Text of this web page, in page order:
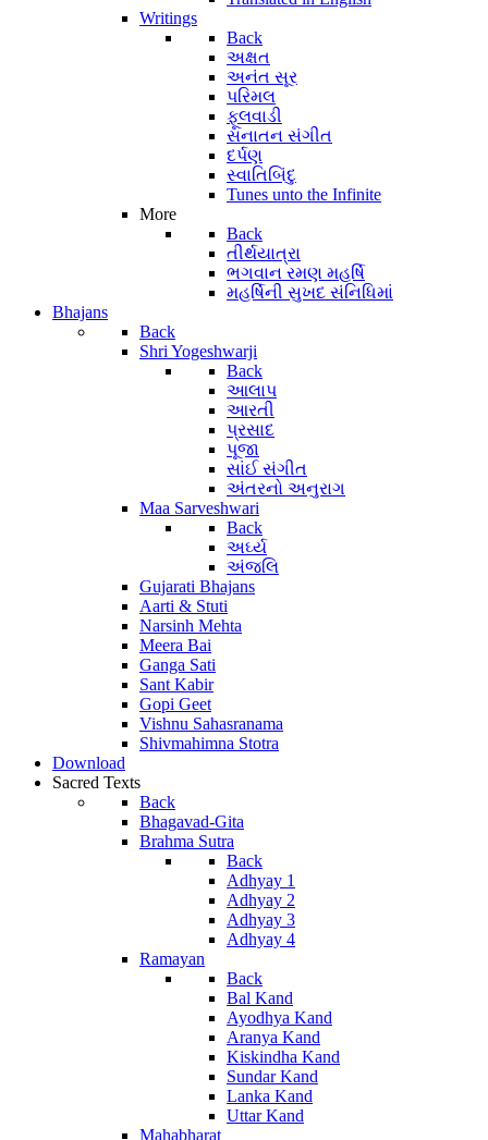
Writings
Back
અક્ષત
અનંત સૂર
પરિમલ
ફૂલવાડી
સનાતન સંગીત
દર્પણ
સ્વાતિબિંદુ
Tunes unto the Infinite
More
Back
તીર્થયાત્રા
ભગવાન રમણ મહર્ષિ
મહર્ષિની સુખદ સંનિધિમાં
Bhajans
Back
Shri Yogeshwarji
Back
આલાપ
આરતી
પ્રસાદ
પૂજા
સાંઈ સંગીત
અંતરનો અનુરાગ
Maa Sarveshwari
Back
અર્ઘ્ય
અંજલિ
Gujarati Bhajans
Aarti & Stuti
Narsinh Mehta
Meera Bai
Ganga Sati
Sant Kabir
Gopi Geet
Vishnu Sahasranama
Shivmahimna Stotra
Download
Sacred Texts
Back
Bhagavad-Gita
Brahma Sutra
Back
Adhyay 1
Adhyay 2
Adhyay 3
Adhyay 4
Ramayan
Back
Bal Kand
Ayodhya Kand
Aranya Kand
Kiskindha Kand
Sundar Kand
Lanka Kand
Uttar Kand
Mahabharat